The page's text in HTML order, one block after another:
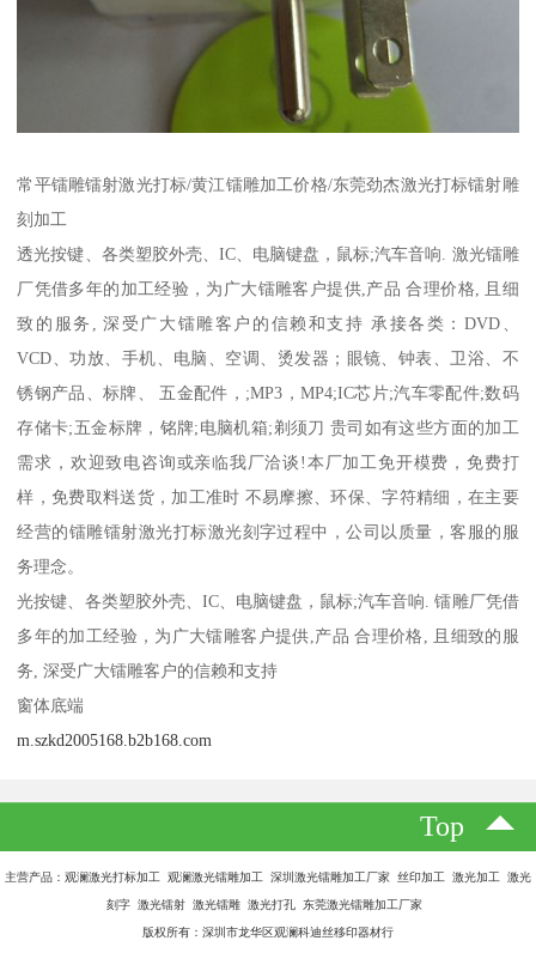
常平镭雕镭射激光打标/黄江镭雕加工价格/东莞劲杰激光打标镭射雕
刻加工
透光按键、各类塑胶外壳、IC、电脑键盘，鼠标;汽车音响. 激光镭雕
厂凭借多年的加工经验，为广大镭雕客户提供,产品 合理价格, 且细
致的服务, 深受广大镭雕客户的信赖和支持 承接各类：DVD、
VCD、功放、手机、电脑、空调、烫发器；眼镜、钟表、卫浴、不
锈钢产品、标牌、 五金配件，;MP3，MP4;IC芯片;汽车零配件;数码
存储卡;五金标牌，铭牌;电脑机箱;剃须刀 贵司如有这些方面的加工
需求，欢迎致电咨询或亲临我厂洽谈!本厂加工免开模费，免费打
样，免费取料送货，加工准时 不易摩擦、环保、字符精细，在主要
经营的镭雕镭射激光打标激光刻字过程中，公司以质量，客服的服
务理念。
光按键、各类塑胶外壳、IC、电脑键盘，鼠标;汽车音响. 镭雕厂凭借
多年的加工经验，为广大镭雕客户提供,产品 合理价格, 且细致的服
务, 深受广大镭雕客户的信赖和支持
窗体底端
m.szkd2005168.b2b168.com
Top
主营产品：观澜激光打标加工 观澜激光镭雕加工 深圳激光镭雕加工厂家 丝印加工 激光加工 激光
刻字 激光镭射 激光镭雕 激光打孔 东莞激光镭雕加工厂家
版权所有：深圳市龙华区观澜科迪丝移印器材行